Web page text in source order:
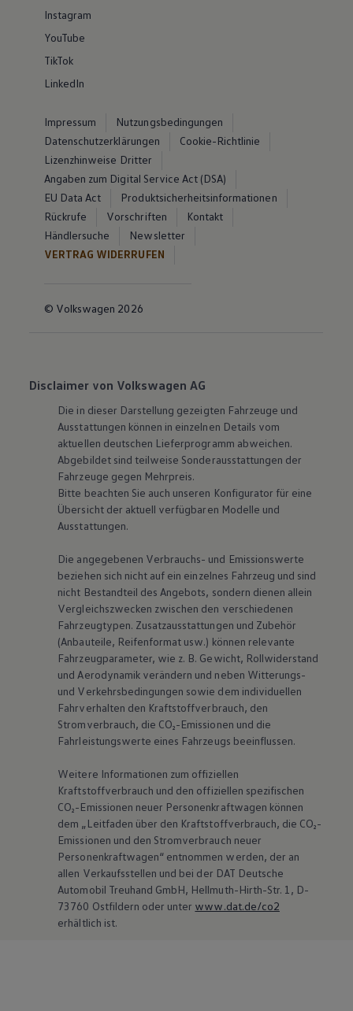
Instagram
YouTube
TikTok
LinkedIn
Impressum
Nutzungsbedingungen
Datenschutzerklärungen
Cookie-Richtlinie
Lizenzhinweise Dritter
Angaben zum Digital Service Act (DSA)
EU Data Act
Produktsicherheitsinformationen
Rückrufe
Vorschriften
Kontakt
Händlersuche
Newsletter
VERTRAG WIDERRUFEN
© Volkswagen 2026
Disclaimer von Volkswagen AG
Die in dieser Darstellung gezeigten Fahrzeuge und
Ausstattungen können in einzelnen Details vom
aktuellen deutschen Lieferprogramm abweichen.
Abgebildet sind teilweise Sonderausstattungen der
Fahrzeuge gegen Mehrpreis.
Bitte beachten Sie auch unseren Konfigurator für eine
Übersicht der aktuell verfügbaren Modelle und
Ausstattungen.
Die angegebenen Verbrauchs- und Emissionswerte
beziehen sich nicht auf ein einzelnes Fahrzeug und sind
nicht Bestandteil des Angebots, sondern dienen allein
Vergleichszwecken zwischen den verschiedenen
Fahrzeugtypen. Zusatzausstattungen und Zubehör
(Anbauteile, Reifenformat usw.) können relevante
Fahrzeugparameter, wie z. B. Gewicht, Rollwiderstand
und Aerodynamik verändern und neben Witterungs-
und Verkehrsbedingungen sowie dem individuellen
Fahrverhalten den Kraftstoffverbrauch, den
Stromverbrauch, die CO₂-Emissionen und die
Fahrleistungswerte eines Fahrzeugs beeinflussen.
Weitere Informationen zum offiziellen
Kraftstoffverbrauch und den offiziellen spezifischen
CO₂-Emissionen neuer Personenkraftwagen können
dem „Leitfaden über den Kraftstoffverbrauch, die CO₂-
Emissionen und den Stromverbrauch neuer
Personenkraftwagen“ entnommen werden, der an
allen Verkaufsstellen und bei der DAT Deutsche
Automobil Treuhand GmbH, Hellmuth-Hirth-Str. 1, D-
73760 Ostfildern oder unter www.dat.de/co2
erhältlich ist.